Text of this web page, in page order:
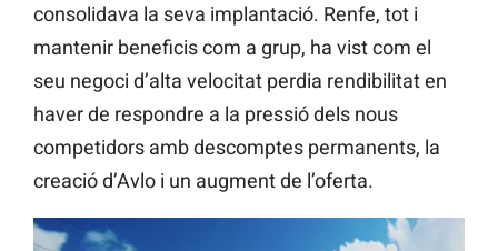
consolidava la seva implantació. Renfe, tot i
mantenir beneficis com a grup, ha vist com el
seu negoci d’alta velocitat perdia rendibilitat en
haver de respondre a la pressió dels nous
competidors amb descomptes permanents, la
creació d’Avlo i un augment de l’oferta.